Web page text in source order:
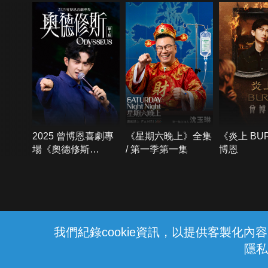
我們紀錄cookie資訊，以提供客製化內
隱
2025 曾博恩喜劇專
場《奧德修斯
《星期六晚上》全集
/ 第一季第一集
《炎上
博恩